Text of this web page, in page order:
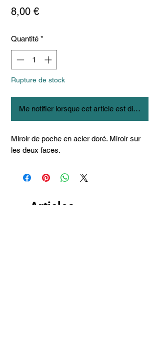
8,00 €Prix
Quantité *
Rupture de stock
Me notifier lorsque cet article est disponible
Miroir de poche en acier doré. Miroir sur
les deux faces.
Articles